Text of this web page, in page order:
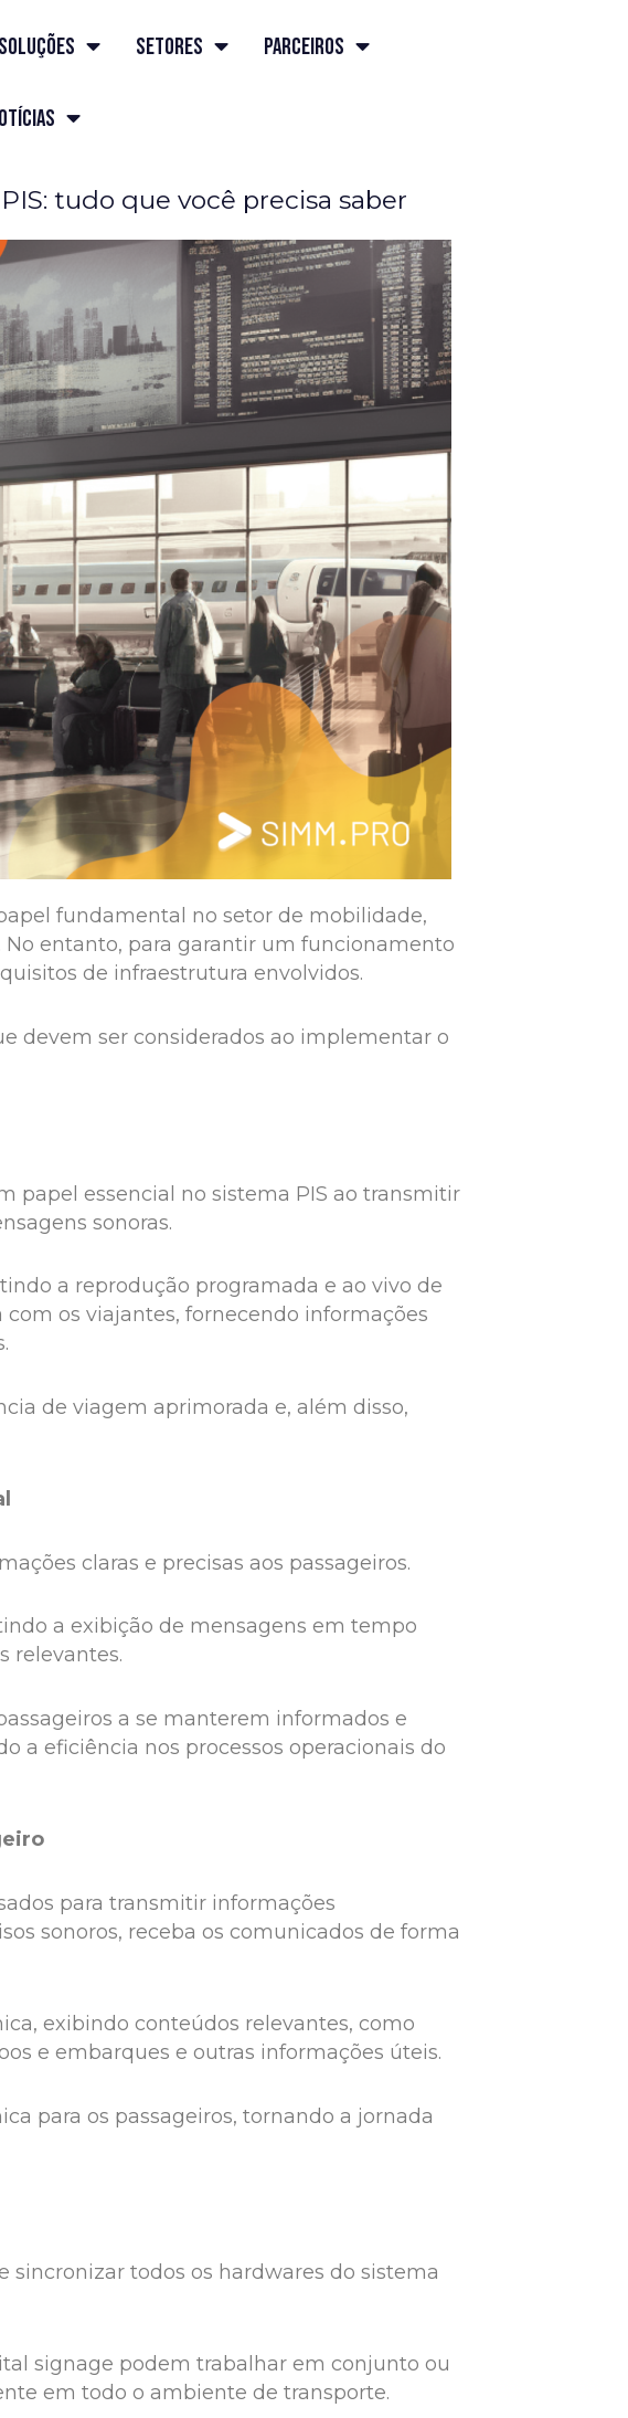
Soluções Setores Parceiros
tudo que você precisa saber
fundamental no setor de mobilidade,
entanto, para garantir um funcionamento
de infraestrutura envolvidos.
devem ser considerados ao implementar o
papel essencial no sistema PIS ao transmitir
sonoras.
a reprodução programada e ao vivo de
os viajantes, fornecendo informações
de viagem aprimorada e, além disso,
claras e precisas aos passageiros.
a exibição de mensagens em tempo
relevantes.
a se manterem informados e
a eficiência nos processos operacionais do
​​para transmitir informações
sonoros, receba os comunicados de forma
exibindo conteúdos relevantes, como
e embarques e outras informações úteis.
para os passageiros, tornando a jornada
sincronizar todos os hardwares do sistema
signage podem trabalhar em conjunto ou
em todo o ambiente de transporte.